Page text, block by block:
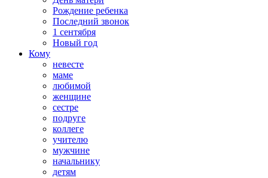
Рождение ребенка
Последний звонок
1 сентября
Новый год
Кому
невесте
маме
любимой
женщине
сестре
подруге
коллеге
учителю
мужчине
начальнику
детям